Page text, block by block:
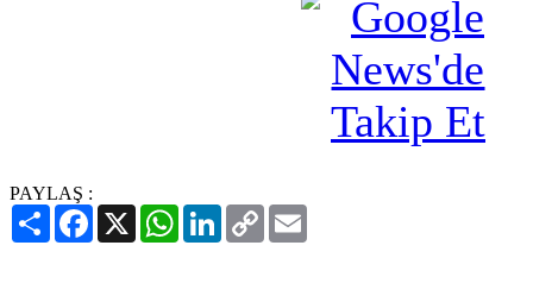
PAYLAŞ :
PaylaşFacebook
X WhatsAppLinkedIn
Copy
Link